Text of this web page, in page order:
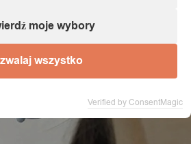
moje wybory
wszystko
Verified by ConsentMagic